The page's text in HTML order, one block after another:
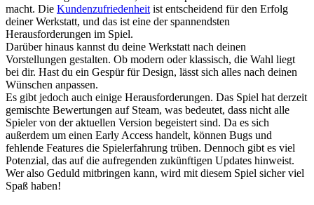
macht. Die Kundenzufriedenheit ist entscheidend für den Erfolg
deiner Werkstatt, und das ist eine der spannendsten
Herausforderungen im Spiel.
Darüber hinaus kannst du deine Werkstatt nach deinen
Vorstellungen gestalten. Ob modern oder klassisch, die Wahl liegt
bei dir. Hast du ein Gespür für Design, lässt sich alles nach deinen
Wünschen anpassen.
Es gibt jedoch auch einige Herausforderungen. Das Spiel hat derzeit
gemischte Bewertungen auf Steam, was bedeutet, dass nicht alle
Spieler von der aktuellen Version begeistert sind. Da es sich
außerdem um einen Early Access handelt, können Bugs und
fehlende Features die Spielerfahrung trüben. Dennoch gibt es viel
Potenzial, das auf die aufregenden zukünftigen Updates hinweist.
Wer also Geduld mitbringen kann, wird mit diesem Spiel sicher viel
Spaß haben!